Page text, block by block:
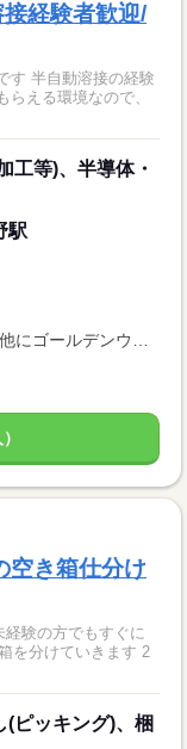
経験者歓迎/
す 半自動溶接の経験
える環境なので、
工等)、半導体・
駅
土日祝休み（企業カレンダーによる） 他にゴールデンウィーク・お盆・年末年始などの長期休暇もあり
空き箱仕分け
験の方でもすぐに
を分けていきます 2
(ピッキング)、梱